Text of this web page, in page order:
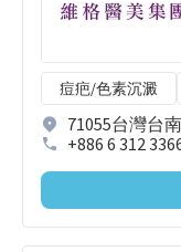
痘疤/色素沉澱
71055台灣台
+886 6 312